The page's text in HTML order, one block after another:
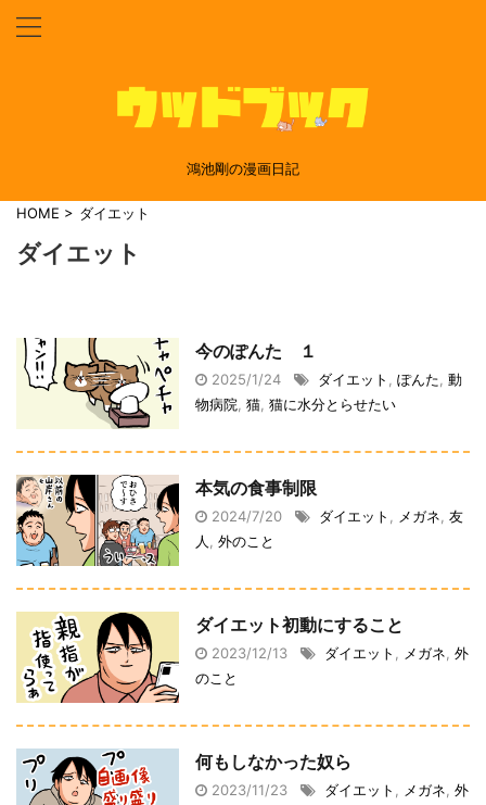
鴻池剛の漫画日記
HOME > ダイエット
ダイエット
今のぽんた １
2025/1/24 ダイエット ぽんた 動
物病院 猫 猫に水分とらせたい
本気の食事制限
2024/7/20 ダイエット メガネ 友
人
外のこと
ダイエット初動にすること
2023/12/13 ダイエット メガネ 外
のこと
何もしなかった奴ら
2023/11/23 ダイエット , メガネ, 外